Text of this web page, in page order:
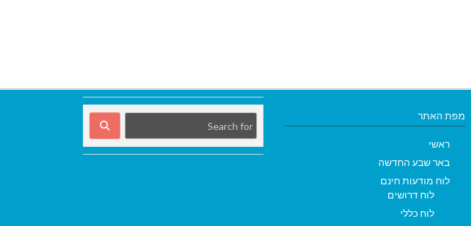
מפת האתר
ראשי
באר שבע החדשה
לוח מודעות חינם
לוח דרושים
לוח כללי